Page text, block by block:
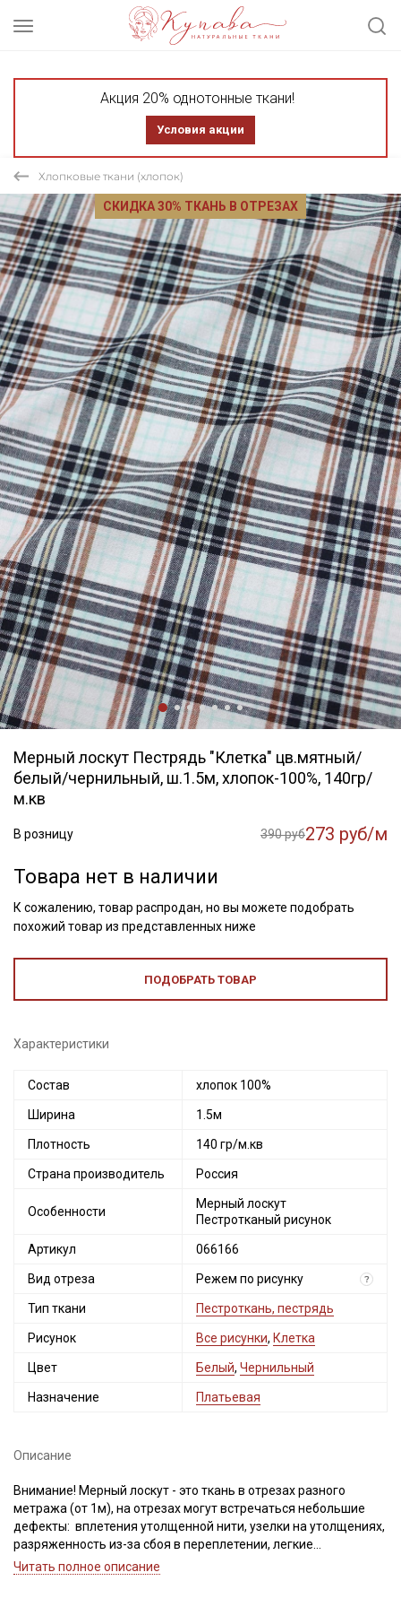
Акция 20% однотонные ткани!
Условия акции
Хлопковые ткани (хлопок)
СКИДКА 30% ТКАНЬ В ОТРЕЗАХ
Мерный лоскут Пестрядь "Клетка" цв.мятный/
белый/чернильный, ш.1.5м, хлопок-100%, 140гр/
м.кв
В розницу 390 руб273 руб/м
Товара нет в наличии
К сожалению, товар распродан, но вы можете подобрать
похожий товар из представленных ниже
ПОДОБРАТЬ ТОВАР
Характеристики
Состав хлопок 100%
Ширина 1.5м
Плотность 140 гр/м.кв
Страна производитель Россия
Особенности
Мерный лоскут
Пестротканый рисунок
Артикул 066166
Вид отреза Режем по рисунку ?
Тип ткани Пестроткань, пестрядь
Рисунок Все рисунки, Клетка
Цвет Белый, Чернильный
Назначение Платьевая
Описание
Внимание! Мерный лоскут - это ткань в отрезах разного
метража (от 1м), на отрезах могут встречаться небольшие
дефекты: вплетения утолщенной нити, узелки на утолщениях,
разряженность из-за сбоя в переплетении, легкие
загрязнения вдоль кромки и на расстоянии до 5см от кромки,
Читать полное описание